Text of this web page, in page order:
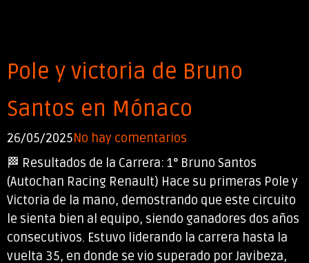
Pole y victoria de Bruno
Santos en Mónaco
26/05/2025No hay comentarios
🏁 Resultados de la Carrera: 1° Bruno Santos
(Autochan Racing Renault) Hace su primeras Pole y
Victoria de la mano, demostrando que este circuito
le sienta bien al equipo, siendo ganadores dos años
consecutivos. Estuvo liderando la carrera hasta la
vuelta 35, en donde se vio superado por Javibeza,